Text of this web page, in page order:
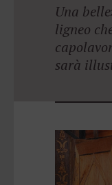
Una
ligneo
sarà